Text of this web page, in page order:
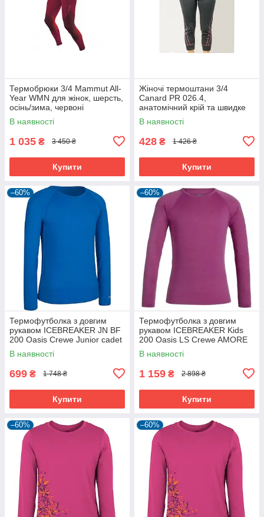
Термобрюки 3/4 Mammut All-
Year WMN для жінок, шерсть,
осінь/зима, червоні
В наявності
1 035 ₴ 3 450 ₴
Купити
Жіночі термоштани 3/4
Canard PR 026.4,
анатомічний крій та швидке
висихання, розмір L
В наявності
428 ₴ 1 426 ₴
Купити
–60%
Термофутболка з довгим
рукавом ICEBREAKER JN BF
200 Oasis Crewe Junior cadet
08
В наявності
699 ₴ 1 748 ₴
Купити
–60%
Термофутболка з довгим
рукавом ICEBREAKER Kids
200 Oasis LS Crewe AMORE
08
В наявності
1 159 ₴ 2 898 ₴
Купити
–60% –60%